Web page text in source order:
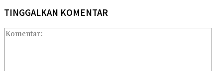
TINGGALKAN KOMENTAR